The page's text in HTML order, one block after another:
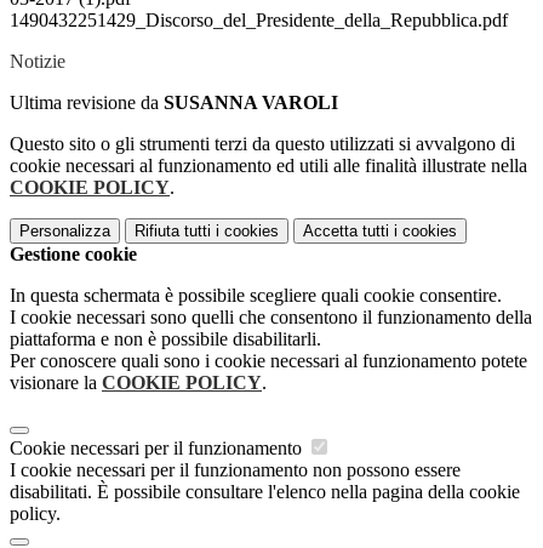
1490432251429_Discorso_del_Presidente_della_Repubblica.pdf
Notizie
Ultima revisione da SUSANNA VAROLI
Questo sito o gli strumenti terzi da questo utilizzati si avvalgono di
cookie necessari al funzionamento ed utili alle finalità illustrate nella
COOKIE POLICY.
Personalizza Rifiuta tutti i cookies Accetta tutti i cookies
Gestione cookie
In questa schermata è possibile scegliere quali cookie consentire.
I cookie necessari sono quelli che consentono il funzionamento della
piattaforma e non è possibile disabilitarli.
Per conoscere quali sono i cookie necessari al funzionamento potete
visionare la COOKIE POLICY.
Cookie necessari per il funzionamento
I cookie necessari per il funzionamento non possono essere
disabilitati. È possibile consultare l'elenco nella pagina della cookie
policy.